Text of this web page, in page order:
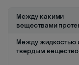
Между какими
веществами
Между жидкостью
твердым